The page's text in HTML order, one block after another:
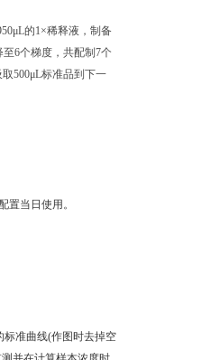
的1×稀释液，制备
6个梯度，共配制7个
500μL标准品到下一
置当日使用。
标准曲线(作图时去掉空